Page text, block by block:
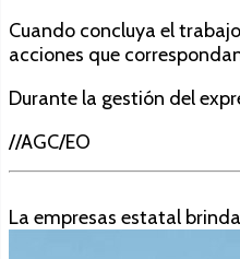
Cuando concluya el
acciones que
Durante la gestión del
//AGC/EO
La empresas estatal